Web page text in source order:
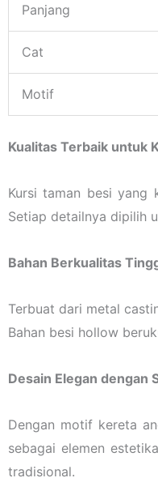
Panjang
Cat
Motif
Kualitas Terbaik untuk
Kursi taman besi yang
Setiap detailnya dipilih
Bahan Berkualitas
Terbuat dari metal
Bahan besi hollow
Desain Elegan dengan
Dengan motif kereta
sebagai elemen
tradisional.